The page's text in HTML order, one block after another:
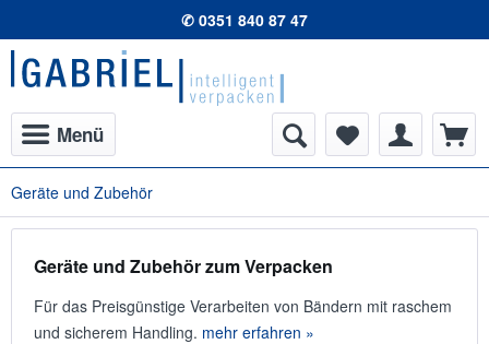
✆ 0351 840 87 47
Menü
Geräte und Zubehör
Geräte und Zubehör zum Verpacken
Für das Preisgünstige Verarbeiten von Bändern mit raschem
und sicherem Handling. mehr erfahren »